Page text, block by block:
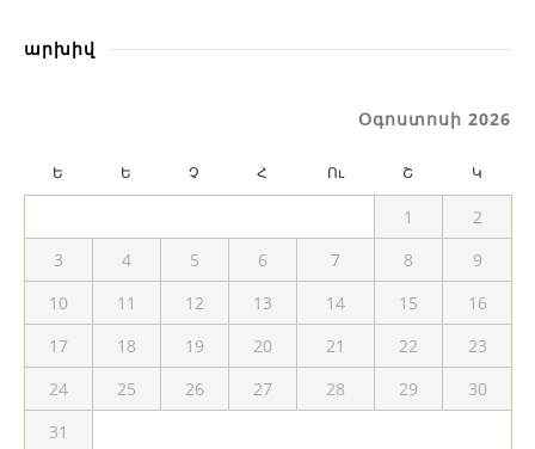
արխիվ
Օգոստոսի 2026
Ե Ե Չ Հ Ու Շ Կ
1
2
3
4 5 6 7 8
9
10
11 12 13 14 15
16
17
18 19 20 21 22
23
24
25 26 27 28 29
30
31